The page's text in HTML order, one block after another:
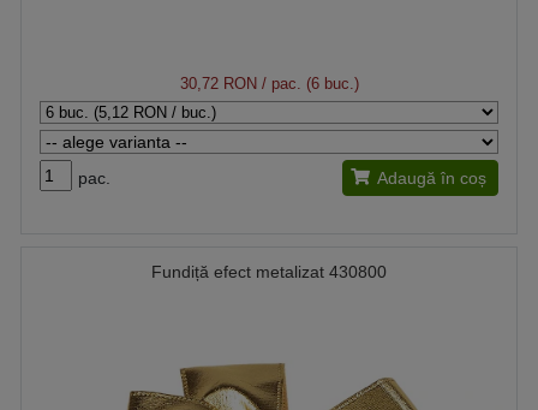
30,72 RON/ pac. (6 buc.)
pac. Adaugă în coș
Fundiță efect metalizat 430800